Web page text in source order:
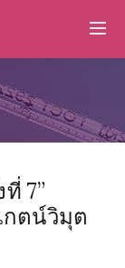
7”
กตน์วิมุต